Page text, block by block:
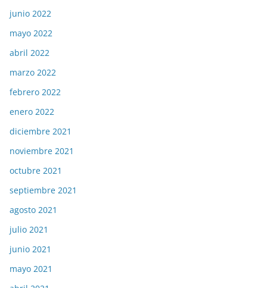
junio 2022
mayo 2022
abril 2022
marzo 2022
febrero 2022
enero 2022
diciembre 2021
noviembre 2021
octubre 2021
septiembre 2021
agosto 2021
julio 2021
junio 2021
mayo 2021